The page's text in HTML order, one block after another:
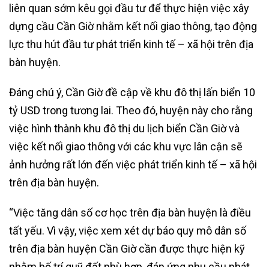
liên quan sớm kêu gọi đầu tư để thực hiện việc xây
dựng cầu Cần Giờ nhằm kết nối giao thông, tạo động
lực thu hút đầu tư phát triển kinh tế – xã hội trên địa
bàn huyện.
Đáng chú ý, Cần Giờ đề cập về khu đô thị lấn biển 10
tỷ USD trong tương lai. Theo đó, huyện này cho rằng
việc hình thành khu đô thị du lịch biển Cần Giờ và
việc kết nối giao thông với các khu vực lân cận sẽ
ảnh hưởng rất lớn đến việc phát triển kinh tế – xã hội
trên địa bàn huyện.
“Việc tăng dân số cơ học trên địa bàn huyện là điều
tất yếu. Vì vậy, việc xem xét dự báo quy mô dân số
trên địa bàn huyện Cần Giờ cần được thực hiện kỹ